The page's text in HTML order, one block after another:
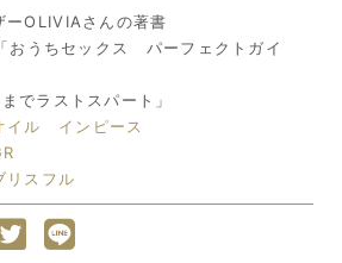
ーOLIVIAさんの著書
うちセックス パーフェクトガイ
でラストスパート」
ル インピース
スフル